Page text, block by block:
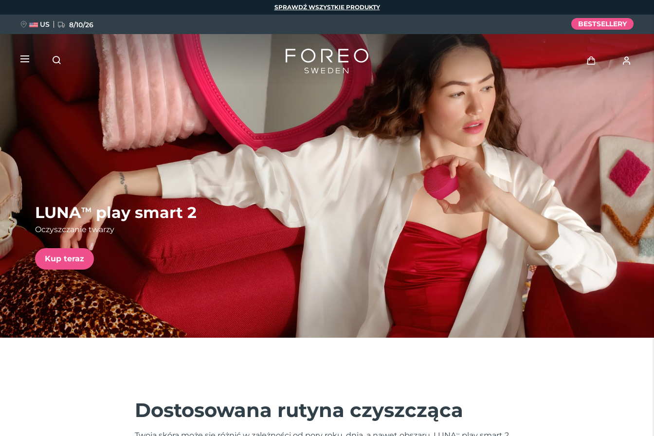
LUNATMplay smart 2
Oczyszczanie twarzy
Kup teraz
Dostosowana rutyna czyszcząca
TM
SPRAWDŹ WSZYSTKIE PRODUKTY
US 8/10/26 BESTSELLERY
Profil użytkownika
Moje urządzenia
Moje zamówienia
Moje adresy
Moje subskrypcje
FAQ™ Pure Beauty-Tech Elixir
BREAKING NEWS
issa™ Teeth Whitening Set
FAQ™ Dual LED Panel
POPULARNY